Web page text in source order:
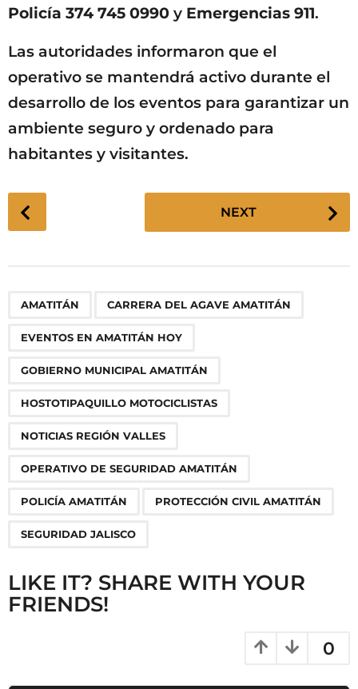
Policía 374 745 0990 y Emergencias 911.
Las autoridades informaron que el
operativo se mantendrá activo durante el
desarrollo de los eventos para garantizar un
ambiente seguro y ordenado para
habitantes y visitantes.
o
n
NEXT
AMATITÁN CARRERA DEL AGAVE AMATITÁN
EVENTOS EN AMATITÁN HOY
GOBIERNO MUNICIPAL AMATITÁN
HOSTOTIPAQUILLO MOTOCICLISTAS
NOTICIAS REGIÓN VALLES
OPERATIVO DE SEGURIDAD AMATITÁN
POLICÍA AMATITÁN PROTECCIÓN CIVIL AMATITÁN
SEGURIDAD JALISCO
LIKE IT? SHARE WITH YOUR
FRIENDS!
0